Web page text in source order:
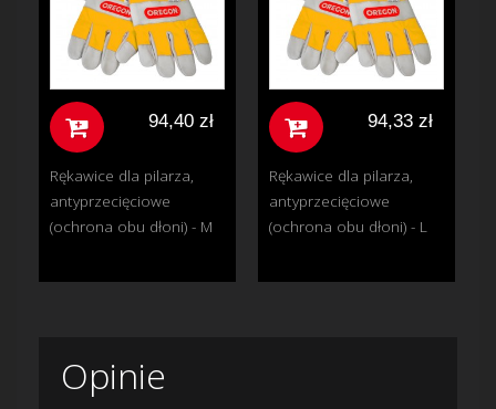
94,40 zł
Rękawice dla pilarza,
antyprzecięciowe
(ochrona obu dłoni) - M
94,33 zł
Rękawice dla pilarza,
antyprzecięciowe
(ochrona obu dłoni) - L
Opinie